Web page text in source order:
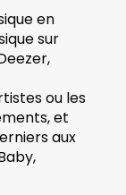
en
sur
ou les
et
aux